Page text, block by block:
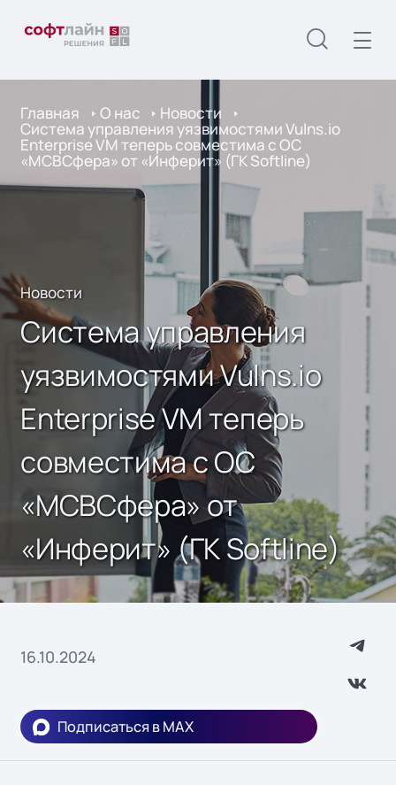
Главная О нас Новости
Система управления уязвимостями Vulns.io
Enterprise VM теперь совместима с ОС
«МСВСфера» от «Инферит» (ГК Softline)
Новости
Система управления
уязвимостями Vulns.io
Enterprise VM теперь
совместима с ОС
«МСВСфера» от
«Инферит» (ГК Softline)
16.10.2024
Подписаться в MAX